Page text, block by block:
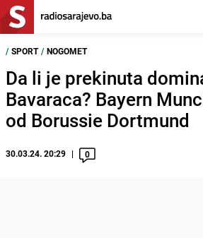
/ SPORT / NOGOMET
Da li je prekinuta
Bavaraca? Bayern
od Borussie Dortmund
30.03.24. 20:29 0